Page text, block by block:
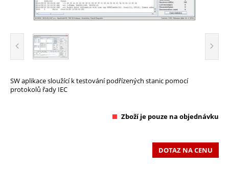
SW aplikace sloužící k testování podřízených stanic pomocí
protokolů řady IEC
Zboží je pouze na objednávku
DOTAZ NA CENU